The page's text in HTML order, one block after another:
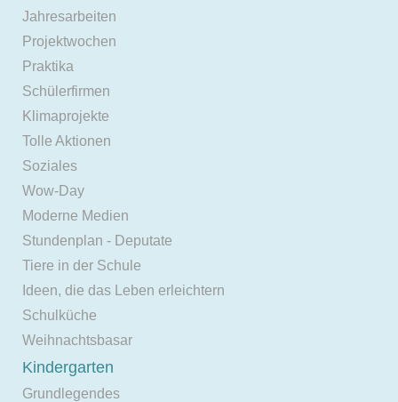
Jahresarbeiten
Projektwochen
Praktika
Schülerfirmen
Klimaprojekte
Tolle Aktionen
Soziales
Wow-Day
Moderne Medien
Stundenplan - Deputate
Tiere in der Schule
Ideen, die das Leben erleichtern
Schulküche
Weihnachtsbasar
Kindergarten
Grundlegendes